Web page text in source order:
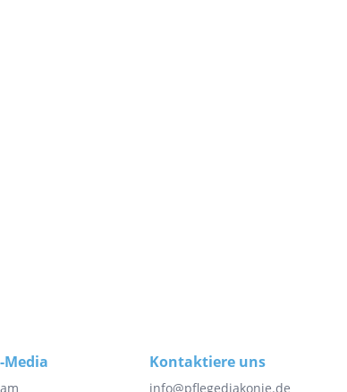
Media Kontaktiere uns
info@pflegediakonie.de